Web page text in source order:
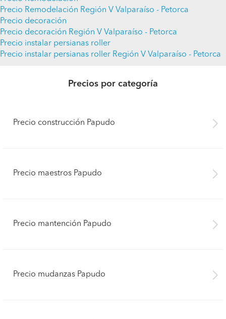
Precio Remodelación Región V Valparaíso - Petorca
Precio decoración
Precio decoración Región V Valparaíso - Petorca
Precio instalar persianas roller
Precio instalar persianas roller Región V Valparaíso - Petorca
Precios por categoría
Precio construcción Papudo
Precio maestros Papudo
Precio mantención Papudo
Precio mudanzas Papudo